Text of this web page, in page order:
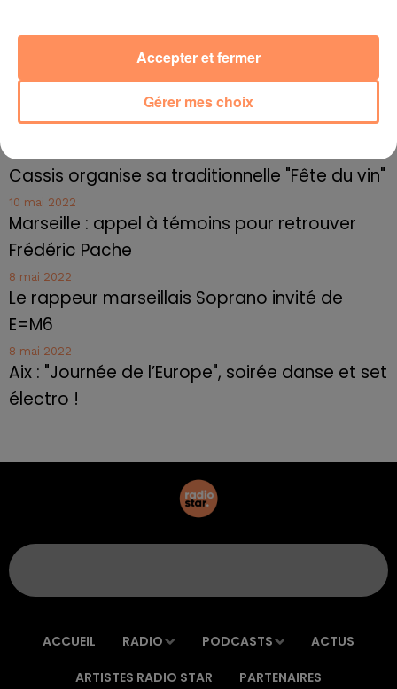
27 juin 2022
Le cocholed pour jouer à la pétanque
jusqu'au bout de la nuit !
Toulon : des quais électrifiés pour 2023 !
10 mai 2022
Cassis organise sa traditionnelle "Fête du vin"
10 mai 2022
Marseille : appel à témoins pour retrouver
Frédéric Pache
8 mai 2022
Le rappeur marseillais Soprano invité de
E=M6
8 mai 2022
Aix : "Journée de l’Europe", soirée danse et set
électro !
ACCUEIL RADIO PODCASTS ACTUS
ARTISTES RADIO STAR PARTENAIRES
Gérer mes choix
Accepter et fermer